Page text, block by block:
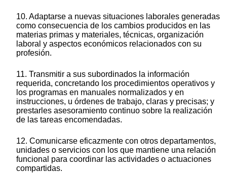
10. Adaptarse a nuevas situaciones laborales generadas
como consecuencia de los cambios producidos en las
materias primas y materiales, técnicas, organización
laboral y aspectos económicos relacionados con su
profesión.
11. Transmitir a sus subordinados la información
requerida, concretando los procedimientos operativos y
los programas en manuales normalizados y en
instrucciones, u órdenes de trabajo, claras y precisas; y
prestarles asesoramiento continuo sobre la realización
de las tareas encomendadas.
12. Comunicarse eficazmente con otros departamentos,
unidades o servicios con los que mantiene una relación
funcional para coordinar las actividades o actuaciones
compartidas.